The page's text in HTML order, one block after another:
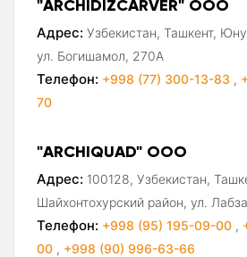
"ARCHIDIZCARVER" ООО
Адрес: Узбекистан, Ташкент,
ул. Богишамол, 270А
Телефон: +998 (77) 300-13-83 ,
70
"ARCHIQUAD" ООО
Адрес: 100128, Узбекистан,
Шайхонтохурский район, ул.
Телефон: +998 (95) 195-09-00 ,
00 , +998 (90) 996-63-66